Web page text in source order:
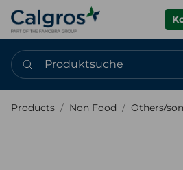
Produktsuche
Products Non Food Others/